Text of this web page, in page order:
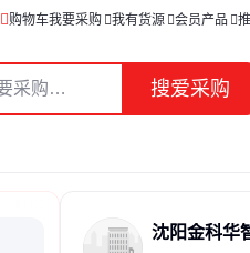
购物车我要采购 我有货源 会员产品
搜爱采购